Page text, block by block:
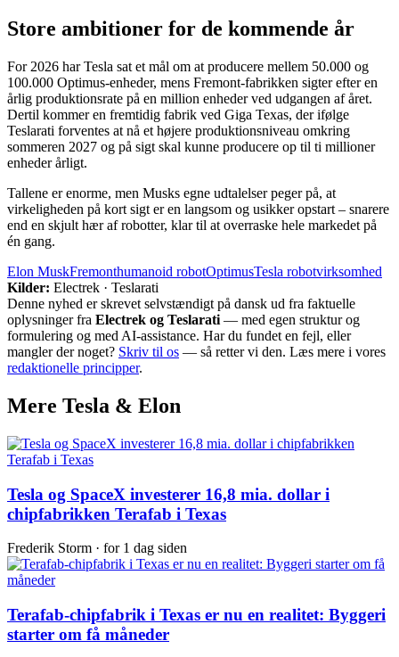
Store ambitioner for de kommende år
For 2026 har Tesla sat et mål om at producere mellem 50.000 og
100.000 Optimus-enheder, mens Fremont-fabrikken sigter efter en
årlig produktionsrate på en million enheder ved udgangen af året.
Dertil kommer en fremtidig fabrik ved Giga Texas, der ifølge
Teslarati forventes at nå et højere produktionsniveau omkring
sommeren 2027 og på sigt skal kunne producere op til ti millioner
enheder årligt.
Tallene er enorme, men Musks egne udtalelser peger på, at
virkeligheden på kort sigt er en langsom og usikker opstart – snarere
end en skjult hær af robotter, klar til at overraske hele markedet på
én gang.
Elon MuskFremonthumanoid robotOptimusTesla robotvirksomhed
Kilder: Electrek · Teslarati
Denne nyhed er skrevet selvstændigt på dansk ud fra faktuelle
oplysninger fra Electrek og Teslarati — med egen struktur og
formulering og med AI-assistance. Har du fundet en fejl, eller
mangler der noget? Skriv til os — så retter vi den. Læs mere i vores
redaktionelle principper.
Mere Tesla & Elon
Tesla og SpaceX investerer 16,8 mia. dollar i
chipfabrikken Terafab i Texas
Frederik Storm · for 1 dag siden
Terafab-chipfabrik i Texas er nu en realitet: Byggeri
starter om få måneder